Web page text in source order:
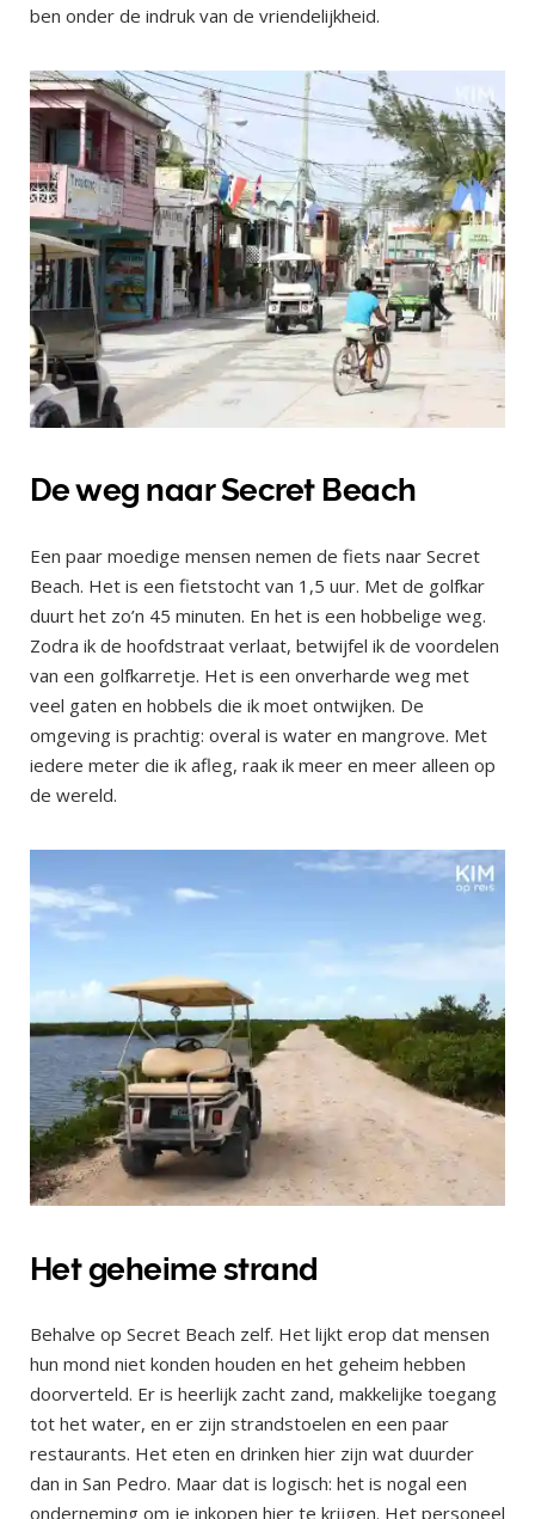
ben onder de indruk van de vriendelijkheid.
De weg naar Secret Beach
Een paar moedige mensen nemen de fiets naar Secret
Beach. Het is een fietstocht van 1,5 uur. Met de golfkar
duurt het zo’n 45 minuten. En het is een hobbelige weg.
Zodra ik de hoofdstraat verlaat, betwijfel ik de voordelen
van een golfkarretje. Het is een onverharde weg met
veel gaten en hobbels die ik moet ontwijken. De
omgeving is prachtig: overal is water en mangrove. Met
iedere meter die ik afleg, raak ik meer en meer alleen op
de wereld.
Het geheime strand
Behalve op Secret Beach zelf. Het lijkt erop dat mensen
hun mond niet konden houden en het geheim hebben
doorverteld. Er is heerlijk zacht zand, makkelijke toegang
tot het water, en er zijn strandstoelen en een paar
restaurants. Het eten en drinken hier zijn wat duurder
dan in San Pedro. Maar dat is logisch: het is nogal een
onderneming om je inkopen hier te krijgen. Het personeel